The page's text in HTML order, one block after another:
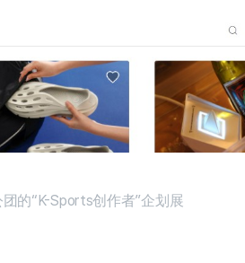
的“K-Sports创作者”企划展